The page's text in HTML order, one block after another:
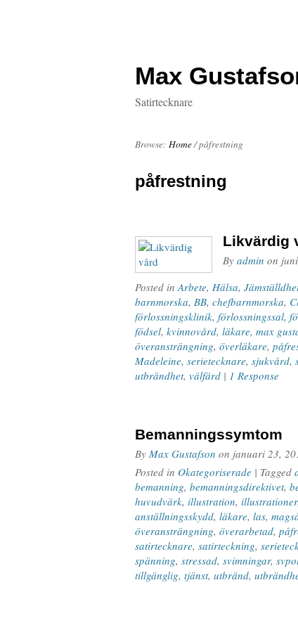
Max
Satirtecknare
Browse: Home/påfrestning
påfrestning
Likvärdig
By admin on
Posted inArbete, Hälsa,
barnmorska, BB, chefbarnmorska,
förlossningsklinik, förlossningssal,
födsel, kvinnovård, läkare, max
överansträngning, överläkare,
Madeleine, serietecknare, sjukvård,
utbrändhet, välfärd | 1 Response
Bemanningssymtom
By Max Gustafson on januari 23,
Posted in Okategoriserade | Tagged
bemanning, bemanningsdirektivet,
huvudvärk, illustration, illustrationer,
anställningsskydd, läkare, las,
överansträngning, överarbetad,
satirtecknare, satirteckning,
spänning, stressad, svimningar,
tillgänglig, tjänst, utbränd,